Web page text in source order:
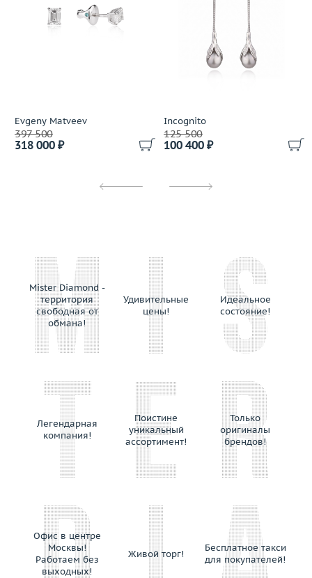
Evgeny Matveev
397 500
318 000 ₽
Incognito
125 500
100 400 ₽
Mister Diamond -
территория
свободная от
обмана!
Удивительные
цены!
Идеальное
состояние!
Легендарная
компания!
Поистине
уникальный
ассортимент!
Только
оригиналы
брендов!
Офис в центре
Москвы!
Работаем без
выходных!
Живой торг!
Бесплатное такси
для покупателей!